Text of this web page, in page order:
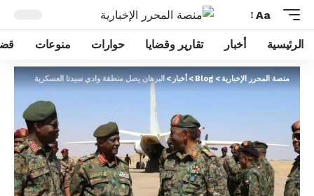
Aa
الرئيسية أخبار تقارير وقضايا حوارات منوعات
منصة المحرر الإخبارية>
Blog
>أخبار> البرهان يصل منطقة وادي سيدنا العسكرية